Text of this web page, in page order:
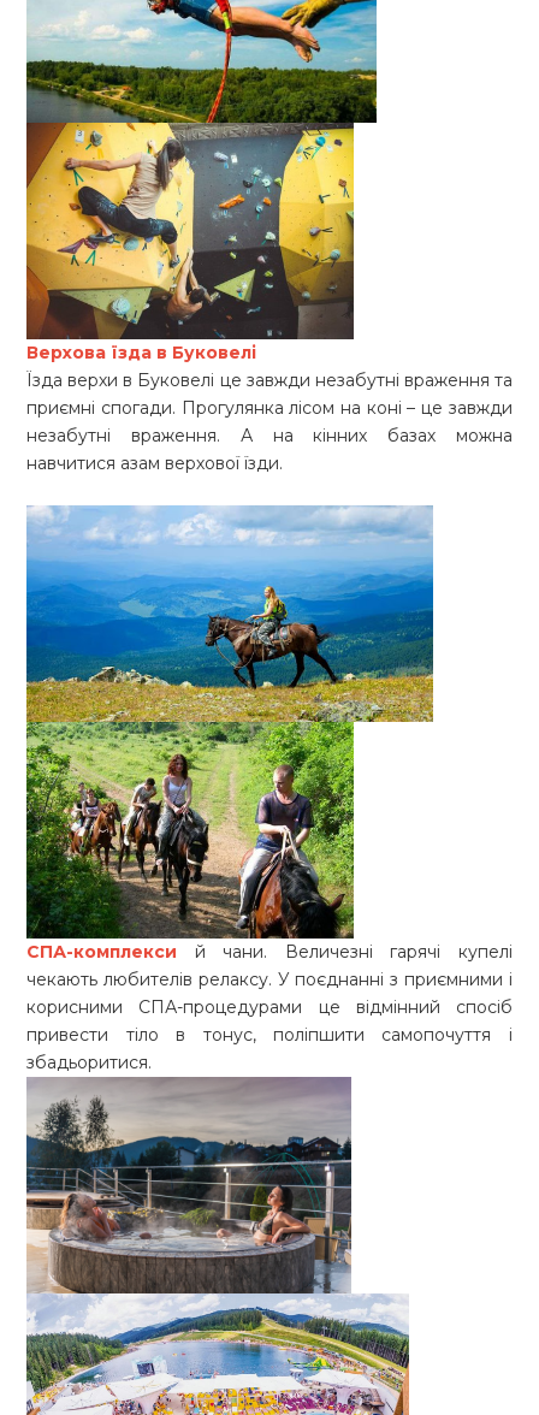
Верхова їзда в Буковелі
Їзда верхи в Буковелі це завжди незабутні враження та
приємні спогади. Прогулянка лісом на коні – це завжди
незабутні враження. А на кінних базах можна
навчитися азам верхової їзди.
СПА-комплекси й чани. Величезні гарячі купелі
чекають любителів релаксу. У поєднанні з приємними і
корисними СПА-процедурами це відмінний спосіб
привести тіло в тонус, поліпшити самопочуття і
збадьоритися.